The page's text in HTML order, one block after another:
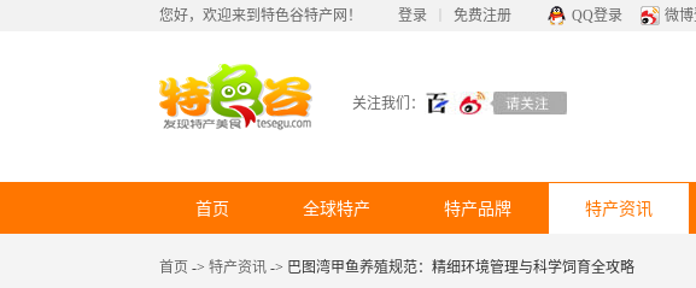
您好，欢迎来到特色谷特产网！ 登录 免费注册 QQ登录 微
关注我们：
首页 全球特产 特产品牌 特产资讯
首页 -> 特产资讯 -> 巴图湾甲鱼养殖规范：精细环境管理与科学饲育全攻略